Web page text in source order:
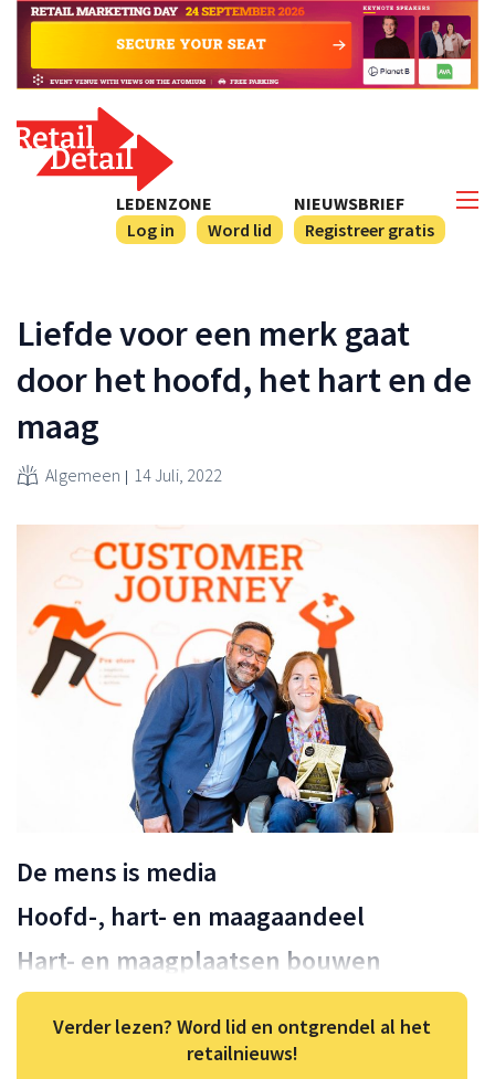
NIEUWSBRIEF
Registreer gratis
LEDENZONE
Log in
Word lid
Liefde voor een merk gaat
door het hoofd, het hart en de
maag
Algemeen 14 Juli, 2022
De mens is media
Hoofd-, hart- en maagaandeel
Hart- en maagplaatsen bouwen
Verder lezen? Word lid en ontgrendel al het
retailnieuws!